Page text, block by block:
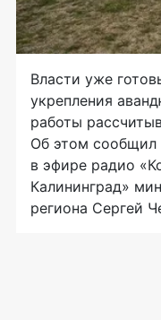
Власти уже
укрепления
работы
Об этом сообщил
в эфире радио
Калининград»
региона Сергей